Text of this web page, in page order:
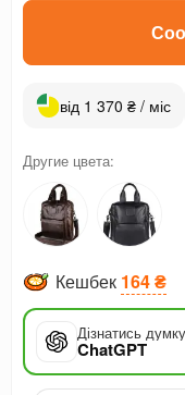
від 1 370 ₴ / міс
Другие цвета:
Кешбек 164 ₴
Дізнатись думку
ChatGPT